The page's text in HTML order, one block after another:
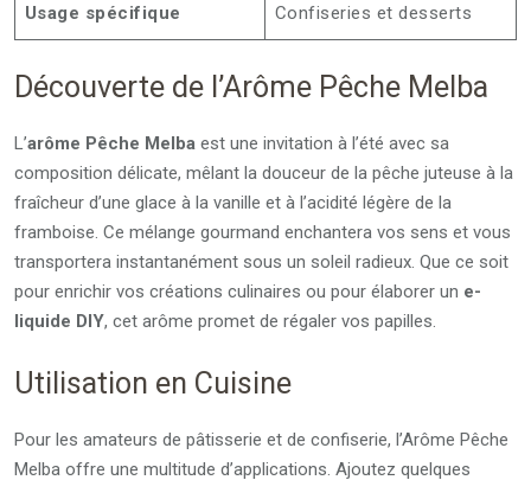
Usage spécifique Confiseries et desserts
Découverte de l’Arôme Pêche Melba
L’arôme Pêche Melba est une invitation à l’été avec sa
composition délicate, mêlant la douceur de la pêche juteuse à la
fraîcheur d’une glace à la vanille et à l’acidité légère de la
framboise. Ce mélange gourmand enchantera vos sens et vous
transportera instantanément sous un soleil radieux. Que ce soit
pour enrichir vos créations culinaires ou pour élaborer un e-
liquide DIY, cet arôme promet de régaler vos papilles.
Utilisation en Cuisine
Pour les amateurs de pâtisserie et de confiserie, l’Arôme Pêche
Melba offre une multitude d’applications. Ajoutez quelques